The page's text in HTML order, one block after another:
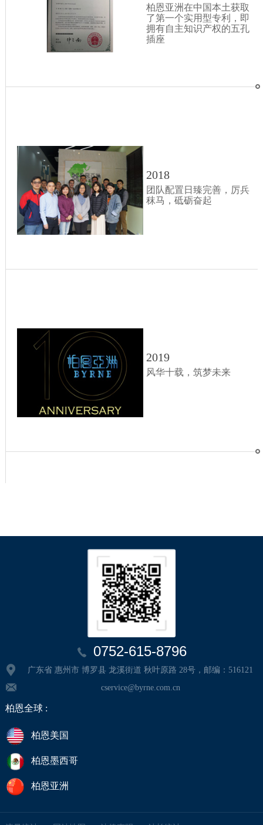
柏恩亚洲在中国本土获取
了第一个实用型专利，即
拥有自主知识产权的五孔
插座
2018
团队配置日臻完善，厉兵
秣马，砥砺奋起
2019
风华十载，筑梦未来
0752-615-8796
广东省 惠州市 博罗县 龙溪街道 秋叶原路 28号，邮编：516121
cservice@byrne.com.cn
柏恩全球 :
柏恩美国
柏恩墨西哥
柏恩亚洲